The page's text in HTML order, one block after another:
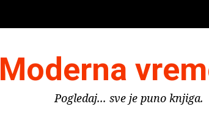
Moderna
Pogledaj... sve je puno knjiga.